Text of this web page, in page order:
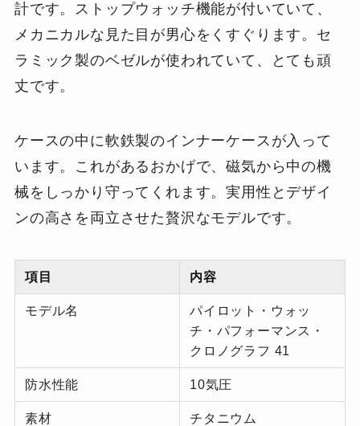
計です。ストップウォッチ機能が付いていて、
メカニカルな見た目が男心をくすぐります。セ
ラミック製のベゼルが使われていて、とても頑
丈です。
ケースの中に軟鉄製のインナーケースが入って
います。これがあるおかげで、磁気から中の機
械をしっかり守ってくれます。実用性とデザイ
ンの高さを両立させた贅沢なモデルです。
項目 内容
モデル名
パイロット・ウォッ
チ・パフォーマンス・
クロノグラフ 41
防水性能 10気圧
素材 チタニウム